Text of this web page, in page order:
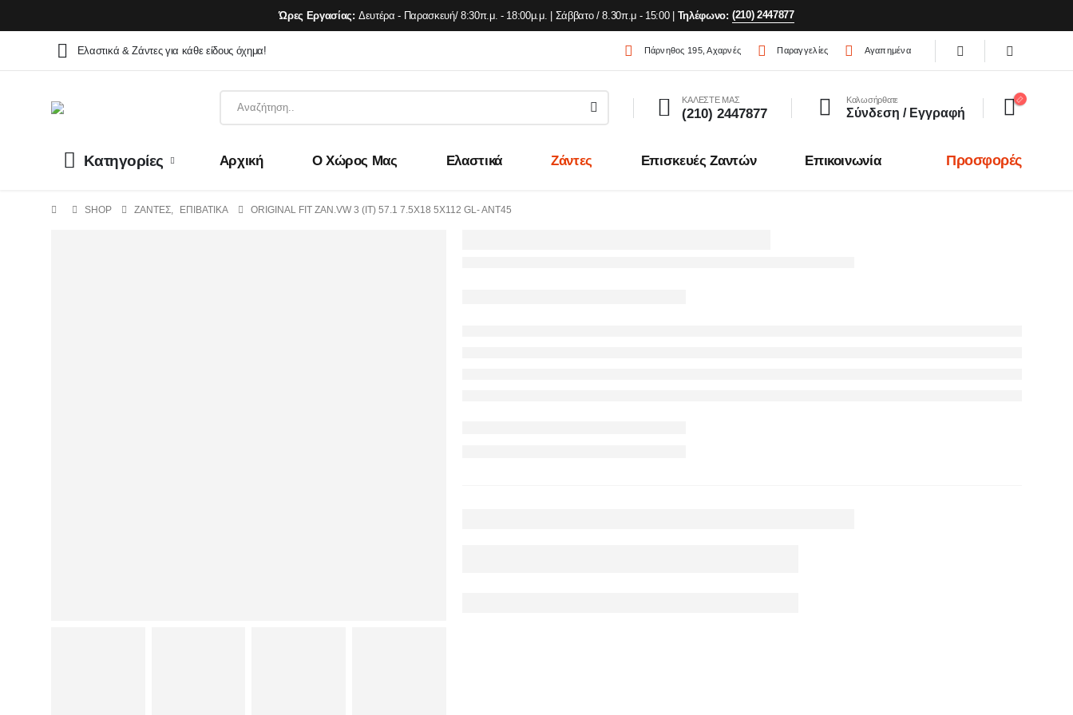
Ώρες Εργασίας: Δευτέρα - Παρασκευή/ 8:30π.μ. - 18:00μ.μ. | Σάββατο / 8.30π.μ - 15:00 | Τηλέφωνο: (210) 2447877
Ελαστικά & Ζάντες για κάθε είδους όχημα! Πάρνηθος 195, Αχαρνές Παραγγελίες Αγαπημένα
ΚΑΛΕΣΤΕ ΜΑΣ
(210) 2447877
Καλωσήρθατε
Σύνδεση / Εγγραφή
Κατηγορίες Αρχική Ο Χώρος Μας Ελαστικά Ζάντες Επισκευές Ζαντών Επικοινωνία Προσφορές
SHOP ΖΆΝΤΕΣ, ΕΠΙΒΑΤΙΚΑ ORIGINAL FIT ZAN.VW 3 (IT) 57.1 7.5X18 5X112 GL- ANT45